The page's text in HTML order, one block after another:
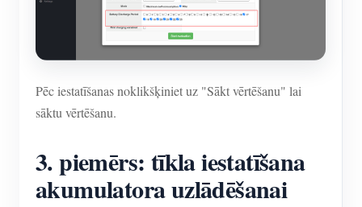
Pēc iestatīšanas noklikšķiniet uz "Sākt vērtēšanu" lai
sāktu vērtēšanu.
3. piemērs: tīkla iestatīšana
akumulatora uzlādēšanai